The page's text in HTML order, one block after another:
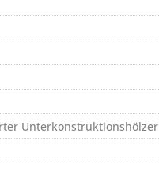
Unterkonstruktionshölzer